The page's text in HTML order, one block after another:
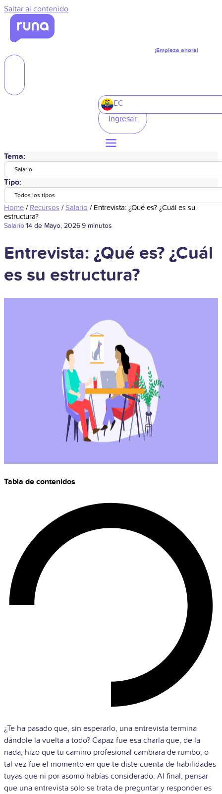
Saltar al contenido
¡Empieza ahora!
EC
Ingresar
Tema:
Salario
Tipo:
Todos los tipos
Home / Recursos /Salario / Entrevista: ¿Qué es? ¿Cuál es su
estructura?
Salario|14 de Mayo, 2026|9 minutos
Entrevista: ¿Qué es? ¿Cuál
es su estructura?
Tabla de contenidos
¿Te ha pasado que, sin esperarlo, una entrevista termina
dándole la vuelta a todo? Capaz fue esa charla que, de la
nada, hizo que tu camino profesional cambiara de rumbo, o
tal vez fue el momento en que te diste cuenta de habilidades
tuyas que ni por asomo habías considerado. Al final, pensar
que una entrevista solo se trata de preguntar y responder es